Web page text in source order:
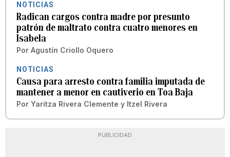
NOTICIAS
Radican cargos contra madre por presunto
patrón de maltrato contra cuatro menores en
Isabela
Por Agustín Criollo Oquero
NOTICIAS
Causa para arresto contra familia imputada de
mantener a menor en cautiverio en Toa Baja
Por Yaritza Rivera Clemente y Itzel Rivera
PUBLICIDAD